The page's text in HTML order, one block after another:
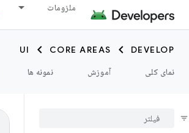
ملزومات
DEVELOP
CORE AREAS
UI
نمای کلی
آموزش نمونه ها